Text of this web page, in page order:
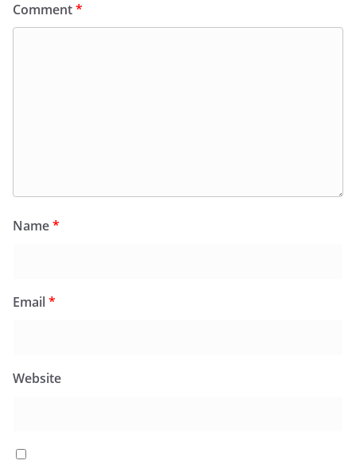
Comment*
Name*
Email*
Website